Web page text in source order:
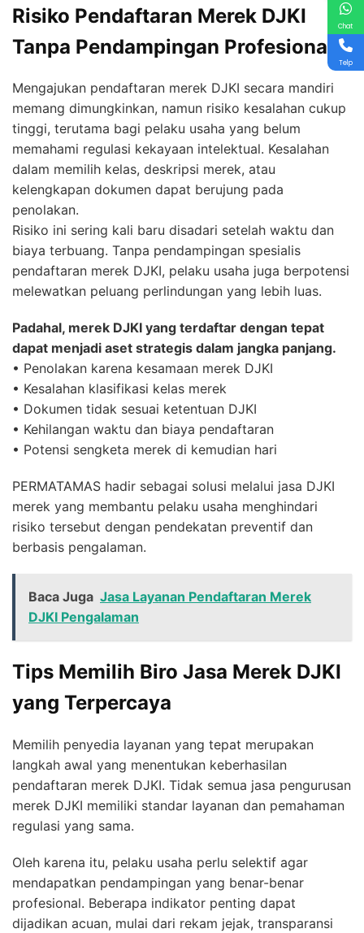
Risiko Pendaftaran Merek DJKI
Tanpa Pendampingan Profesional
Mengajukan pendaftaran merek DJKI secara mandiri
memang dimungkinkan, namun risiko kesalahan cukup
tinggi, terutama bagi pelaku usaha yang belum
memahami regulasi kekayaan intelektual. Kesalahan
dalam memilih kelas, deskripsi merek, atau
kelengkapan dokumen dapat berujung pada
penolakan.
Risiko ini sering kali baru disadari setelah waktu dan
biaya terbuang. Tanpa pendampingan spesialis
pendaftaran merek DJKI, pelaku usaha juga berpotensi
melewatkan peluang perlindungan yang lebih luas.
Padahal, merek DJKI yang terdaftar dengan tepat
dapat menjadi aset strategis dalam jangka panjang.
• Penolakan karena kesamaan merek DJKI
• Kesalahan klasifikasi kelas merek
• Dokumen tidak sesuai ketentuan DJKI
• Kehilangan waktu dan biaya pendaftaran
• Potensi sengketa merek di kemudian hari
PERMATAMAS hadir sebagai solusi melalui jasa DJKI
merek yang membantu pelaku usaha menghindari
risiko tersebut dengan pendekatan preventif dan
berbasis pengalaman.
Baca Juga Jasa Layanan Pendaftaran Merek
DJKI Pengalaman
Tips Memilih Biro Jasa Merek DJKI
yang Terpercaya
Memilih penyedia layanan yang tepat merupakan
langkah awal yang menentukan keberhasilan
pendaftaran merek DJKI. Tidak semua jasa pengurusan
merek DJKI memiliki standar layanan dan pemahaman
regulasi yang sama.
Oleh karena itu, pelaku usaha perlu selektif agar
mendapatkan pendampingan yang benar-benar
profesional. Beberapa indikator penting dapat
dijadikan acuan, mulai dari rekam jejak, transparansi
Chat
Telp